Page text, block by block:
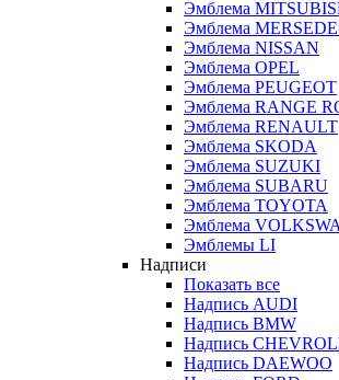
Эмблема
Эмблема
Эмблема NISSAN
Эмблема OPEL
Эмблема PEUGEOT
Эмблема RANGE
Эмблема RENAULT
Эмблема SKODA
Эмблема SUZUKI
Эмблема SUBARU
Эмблема TOYOTA
Эмблема
Эмблемы LI
Надписи
Показать все
Надпись AUDI
Надпись BMW
Надпись
Надпись DAEWOO